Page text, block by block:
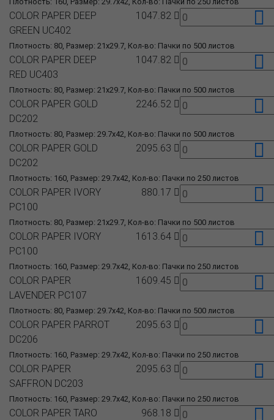
Плотность: 80, Размер: 21x29.7, Кол-во: Пачки по 500 листов
COLOR PAPER DEEP
GREEN UC402
1047.82
Плотность: 80, Размер: 21x29.7, Кол-во: Пачки по 500 листов
COLOR PAPER DEEP
RED UC403
1047.82
Плотность: 80, Размер: 29.7x42, Кол-во: Пачки по 500 листов
COLOR PAPER GOLD
DC202
2246.52
Плотность: 160, Размер: 29.7x42, Кол-во: Пачки по 250 листов
COLOR PAPER GOLD
DC202
2095.63
Плотность: 80, Размер: 21x29.7, Кол-во: Пачки по 500 листов
COLOR PAPER IVORY
PC100
880.17
Плотность: 160, Размер: 29.7x42, Кол-во: Пачки по 250 листов
COLOR PAPER IVORY
PC100
1613.64
Плотность: 80, Размер: 29.7x42, Кол-во: Пачки по 500 листов
COLOR PAPER
LAVENDER PC107
1609.45
Плотность: 160, Размер: 29.7x42, Кол-во: Пачки по 250 листов
COLOR PAPER PARROT
DC206
2095.63
Плотность: 160, Размер: 29.7x42, Кол-во: Пачки по 250 листов
COLOR PAPER
SAFFRON DC203
2095.63
COLOR PAPER TARO
968.18